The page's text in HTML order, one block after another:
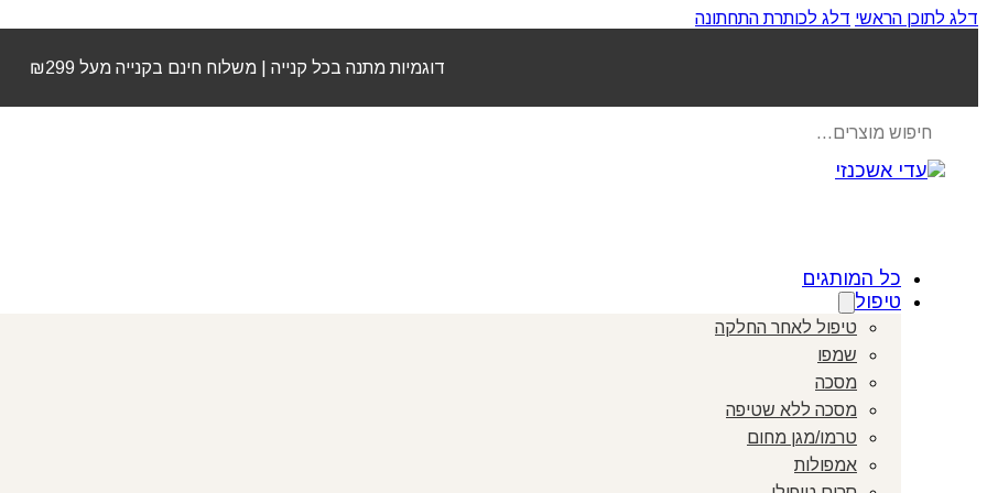
דלג לתוכן הראשי דלג לכותרת התחתונה
דוגמיות מתנה בכל קנייה | משלוח חינם בקנייה מעל ₪299
search
כל המותגים
טיפול
טיפול לאחר החלקה
שמפו
מסכה
מסכה ללא שטיפה
טרמו/מגן מחום
אמפולות